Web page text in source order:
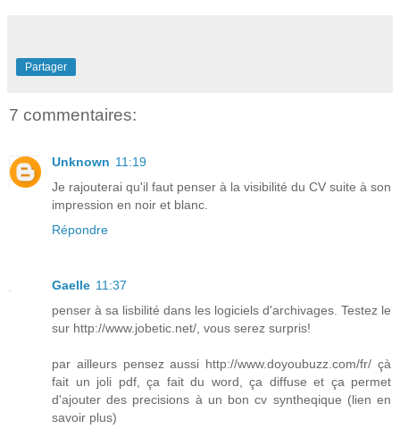
Partager
7 commentaires:
Unknown 11:19
Je rajouterai qu'il faut penser à la visibilité du CV suite à son
impression en noir et blanc.
Répondre
Gaelle 11:37
penser à sa lisbilité dans les logiciels d'archivages. Testez le
sur http://www.jobetic.net/, vous serez surpris!
par ailleurs pensez aussi http://www.doyoubuzz.com/fr/ çà
fait un joli pdf, ça fait du word, ça diffuse et ça permet
d'ajouter des precisions à un bon cv syntheqique (lien en
savoir plus)